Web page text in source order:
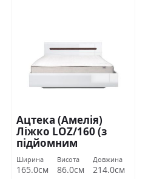
Ацтека (Амелія)
Ліжко LOZ/160 (з
підйомним
механізмом) БРВ
Україна
Ширина
165.0см
Висота
86.0см
Довжина
214.0см